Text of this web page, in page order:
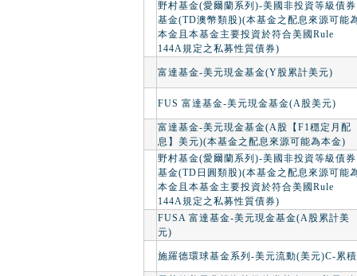
野村基金(愛爾蘭系列)-美國非投資等級債券
基金(TD澳幣類股)(本基金之配息來源可能
本金且本基金主要投資於符合美國Rule
144A規定之私募性質債券)
富達基金-美元現金基金(Y股累計美元)
FUS 富達基金-美元現金基金(A股美元)
富達基金-美元現金基金(A股【F1穩定月配
息】美元)(本基金之配息來源可能為本金)
野村基金(愛爾蘭系列)-美國非投資等級債券
基金(TD日圓類股)(本基金之配息來源可能
本金且本基金主要投資於符合美國Rule
144A規定之私募性質債券)
FUSA 富達基金-美元現金基金(A股累計美
元)
施羅德環球基金系列-美元流動(美元)C-累積